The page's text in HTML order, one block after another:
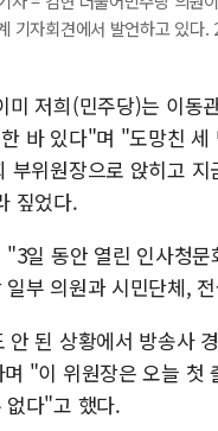
기자회견에서 발언하고
미 저희(민주당)는 이동
바 있다"며 "도망친
부위원장으로 앉히고
짚었다.
일 동안 열린 인사청
부 의원과 시민단체,
안 된 상황에서 방송사
"이 위원장은 오늘 첫
없다"고 했다.